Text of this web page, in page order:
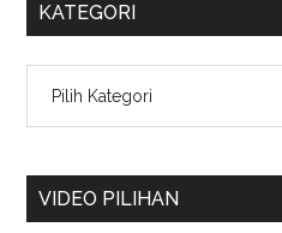
KATEGORI
VIDEO PILIHAN